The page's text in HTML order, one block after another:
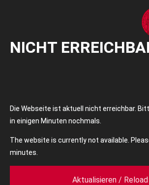
NICHT
Die Webseite ist aktuell nicht erreichbar.
in einigen Minuten nochmals.
The website is currently not available.
minutes.
Aktualisieren / Reload